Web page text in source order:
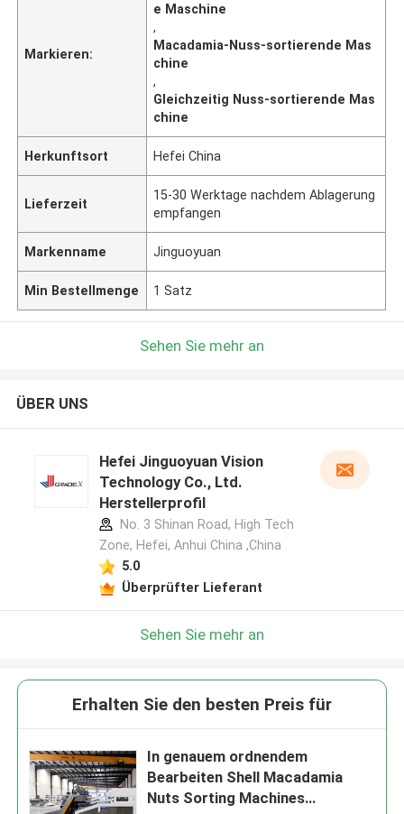
Markieren:
e Maschine
,
Macadamia-Nuss-sortierende Mas
chine
,
Gleichzeitig Nuss-sortierende Mas
chine
Herkunftsort Hefei China
Lieferzeit
15-30 Werktage nachdem Ablagerung
empfangen
Markenname Jinguoyuan
Min Bestellmenge 1 Satz
Sehen Sie mehr an
ÜBER UNS
Hefei Jinguoyuan Vision
Technology Co., Ltd.
Herstellerprofil
No. 3 Shinan Road, High Tech
Zone, Hefei, Anhui China ,China
5.0
Überprüfter Lieferant
Sehen Sie mehr an
Erhalten Sie den besten Preis für
In genauem ordnendem
Bearbeiten Shell Macadamia
Nuts Sorting Machines